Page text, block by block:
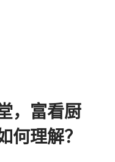
，富看厨
何理解？